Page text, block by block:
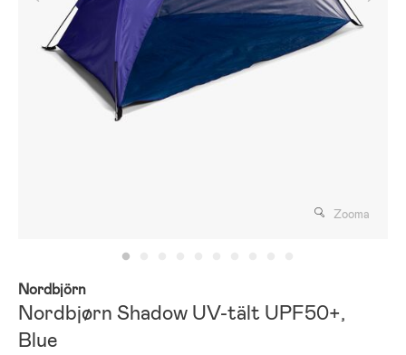
Zooma
Nordbjörn
Nordbjørn Shadow UV-tält UPF50+,
Blue